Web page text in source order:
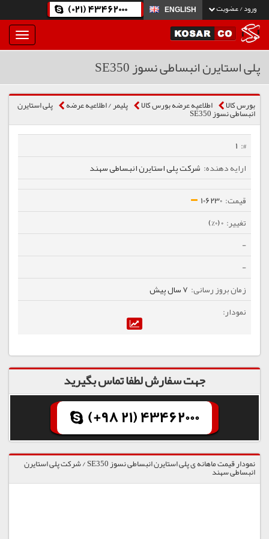
ورود / عضویت ENGLISH
(021) 43462000
بار
و
پلی استایرن انبساطی نسوز SE350
بورس کالا اطلاعیه عرضه بورس کالا پلیمر / اطلاعیه عرضه پلی استایرن
انبساطی نسوز SE350
1
شرکت پلی استایرن انبساطی سهند
106230
0 (0%)
-
-
7 سال پیش
جهت سفارش لطفا تماس بگیرید
(+98 21) 43462000
نمودار قیمت ماهانه ی پلی استایرن انبساطی نسوز SE350 / شرکت پلی استایرن
انبساطی سهند